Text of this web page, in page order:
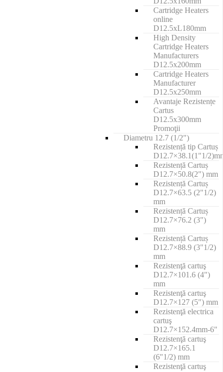
Cartridge Heaters
online
D12.5xL180mm
High Density
Cartridge Heaters
Manufacturers
D12.5x200mm
Cartridge Heaters
Manufacturer
D12.5x250mm
Avantaje Rezistențe
Cartus
D12.5x300mm
Promoţii
Diametru 12.7 (1/2")
Rezistență tip Cartuș
D12.7×38.1(1"1/
Rezistență Cartuș
D12.7×50.8(2") mm
Rezistență Cartuș
D12.7×63.5 (2"1/2)
mm
Rezistență Cartuș
D12.7×76.2 (3")
mm
Rezistență Cartuș
D12.7×88.9 (3"1/2)
mm
Rezistenţă cartuş
D12.7×101.6 (4")
mm
Rezistenţă cartuş
D12.7×127 (5") mm
Rezistenţă electrica
cartuş
D12.7×152.4mm-6"
Rezistenţă cartuş
D12.7×165.1
(6"1/2) mm
Rezistenţă cartuş